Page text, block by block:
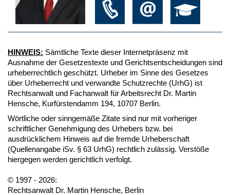
HINWEIS: Sämtliche Texte dieser Internetpräsenz mit
Ausnahme der Gesetzestexte und Gerichtsentscheidungen sind
urheberrechtlich geschützt. Urheber im Sinne des Gesetzes
über Urheberrecht und verwandte Schutzrechte (UrhG) ist
Rechtsanwalt und Fachanwalt für Arbeitsrecht Dr. Martin
Hensche, Kurfürstendamm 194, 10707 Berlin.
Wörtliche oder sinngemäße Zitate sind nur mit vorheriger
schriftlicher Genehmigung des Urhebers bzw. bei
ausdrücklichem Hinweis auf die fremde Urheberschaft
(Quellenangabe iSv. § 63 UrhG) rechtlich zulässig. Verstöße
hiergegen werden gerichtlich verfolgt.
© 1997 - 2026:
Rechtsanwalt Dr. Martin Hensche, Berlin